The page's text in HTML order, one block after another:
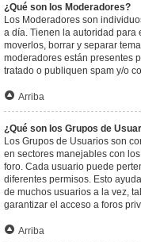
¿Qué son los Moderadores?
Los Moderadores son
a día. Tienen la autoridad para
moverlos, borrar y separar
moderadores están presentes
tratado o publiquen spam y/o
Arriba
¿Qué son los Grupos de
Los Grupos de Usuarios son
en sectores manejables con
foro. Cada usuario puede
diferentes permisos. Esto
de muchos usuarios a la vez,
garantizar el acceso a foros
Arriba